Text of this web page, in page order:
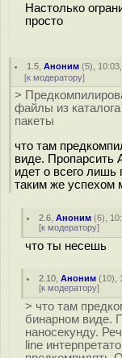
Настолько
просто
1.5 ,Аноним (5),
[к модератору]
>
файлы из
пакеты
что там
виде. Пропарсить
идет о всего лишь
таким же успехом
2.6 ,Аноним (6),
[к модератору]
что ты несешь
2.10 ,Аноним (10),
[к модератору]
> что там
бинарном виде.
наносекунду.
line